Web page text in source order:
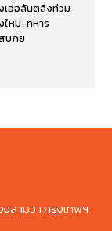
อ่อล้นตลิ่งท่วม
ใหม่-ทหาร
บภัย
สามวา กรุงเทพฯ